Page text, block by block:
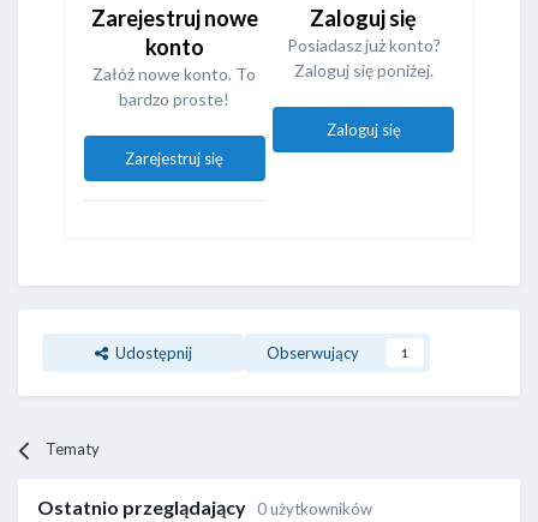
Zarejestruj nowe
konto
Załóż nowe konto. To
bardzo proste!
Zarejestruj się
Zaloguj się
Posiadasz już konto?
Zaloguj się poniżej.
Zaloguj się
Udostępnij Obserwujący 1
Tematy
Ostatnio przeglądający 0 użytkowników